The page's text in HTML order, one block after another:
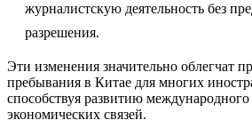
журналистскую деятельность без
разрешения.
Эти изменения значительно облегчат
пребывания в Китае для многих
способствуя развитию
экономических связей.